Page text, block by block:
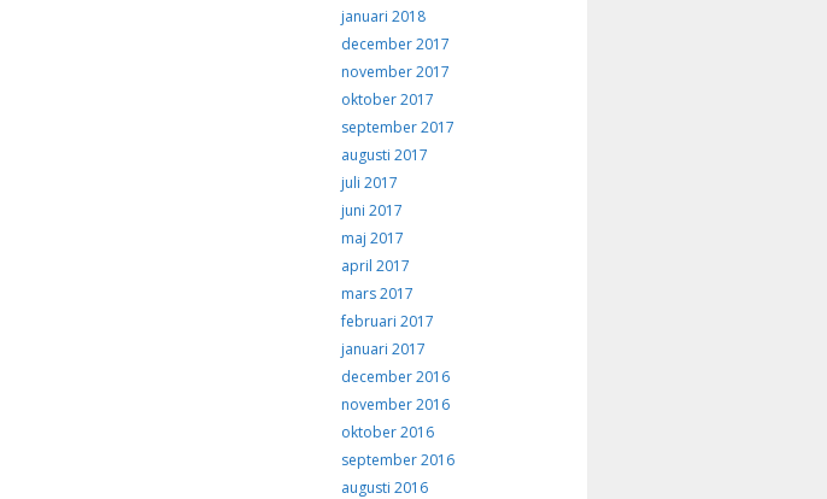
januari 2018
december 2017
november 2017
oktober 2017
september 2017
augusti 2017
juli 2017
juni 2017
maj 2017
april 2017
mars 2017
februari 2017
januari 2017
december 2016
november 2016
oktober 2016
september 2016
augusti 2016